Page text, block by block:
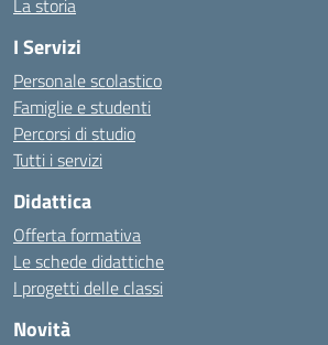
La storia
I Servizi
Personale scolastico
Famiglie e studenti
Percorsi di studio
Tutti i servizi
Didattica
Offerta formativa
Le schede didattiche
I progetti delle classi
Novità